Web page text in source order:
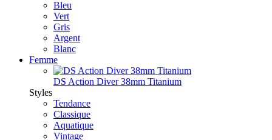
Bleu
Vert
Gris
Argent
Blanc
Femme
DS Action Diver 38mm Titanium
Styles
Tendance
Classique
Aquatique
Vintage